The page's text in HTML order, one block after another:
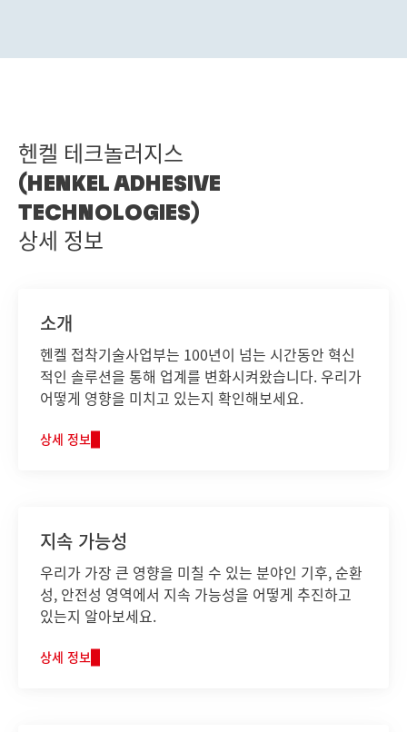
헨켈 테크놀러지스
(HENKEL ADHESIVE
TECHNOLOGIES)
상세 정보
소개
헨켈 접착기술사업부는 100년이 넘는 시간동안 혁신
적인 솔루션을 통해 업계를 변화시켜왔습니다. 우리가
어떻게 영향을 미치고 있는지 확인해보세요.
상세 정보
지속 가능성
우리가 가장 큰 영향을 미칠 수 있는 분야인 기후, 순환
성, 안전성 영역에서 지속 가능성을 어떻게 추진하고
있는지 알아보세요.
상세 정보